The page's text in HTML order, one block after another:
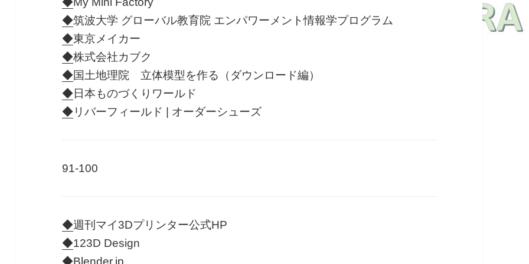
◆筑波大学 グローバル教育院 エンパワーメント情報学プログラム
◆東京メイカー
◆株式会社カブク
◆国土地理院 立体模型を作る（ダウンロード編）
◆日本ものづくりワールド
◆リバーフィールド | オーダーシューズ
91-100
◆週刊マイ3Dプリンター公式HP
◆123D Design
◆Blender.jp